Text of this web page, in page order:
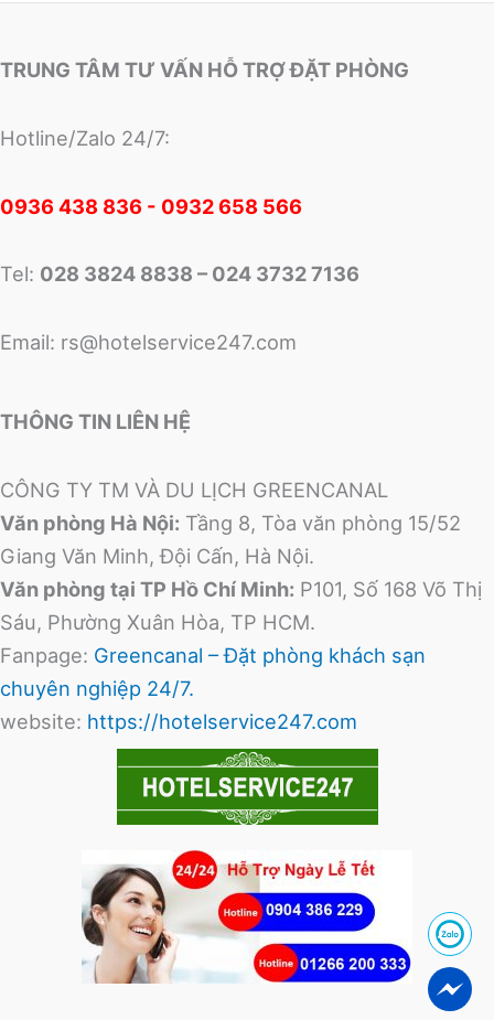
TRUNG TÂM TƯ VẤN HỖ TRỢ ĐẶT PHÒNG
Hotline/Zalo 24/7:
0936 438 836 - 0932 658 566
Tel: 028 3824 8838 – 024 3732 7136
Email: rs@hotelservice247.com
THÔNG TIN LIÊN HỆ
CÔNG TY TM VÀ DU LỊCH GREENCANAL
Văn phòng Hà Nội: Tầng 8, Tòa văn phòng 15/52
Giang Văn Minh, Đội Cấn, Hà Nội.
Văn phòng tại TP Hồ Chí Minh: P101, Số 168 Võ Thị
Sáu, Phường Xuân Hòa, TP HCM.
Fanpage: Greencanal – Đặt phòng khách sạn
chuyên nghiệp 24/7.
website: https://hotelservice247.com